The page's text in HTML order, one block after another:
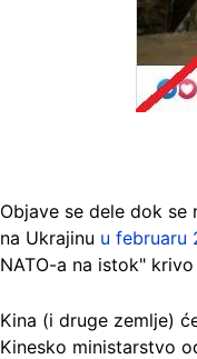
Objave se dele dok se
na Ukrajinu u februaru
NATO-a na istok"
Kina (i druge zemlje)
Kinesko ministarstvo